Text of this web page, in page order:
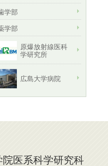
学部
学部
原爆放射線医科
学研究所
広島大学病院
院医系科学研究科